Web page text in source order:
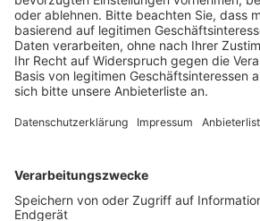
atmosphärisch, leicht verträumt.
auch wieder ein bisschen mehr
Folk-Sachen. Wir finden es super.
Anzeige
Wir benötigen
Zustimmung, um den